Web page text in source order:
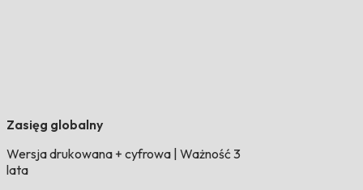
Zasięg globalny
Wersja drukowana + cyfrowa Ważność 3
lata